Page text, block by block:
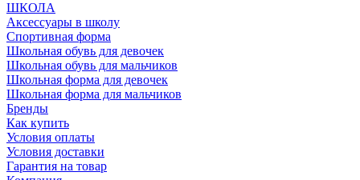
ШКОЛА
Аксессуары в школу
Спортивная форма
Школьная обувь для девочек
Школьная обувь для мальчиков
Школьная форма для девочек
Школьная форма для мальчиков
Бренды
Как купить
Условия оплаты
Условия доставки
Гарантия на товар